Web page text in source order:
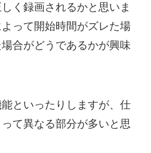
く録画されるかと思いま
って開始時間がズレた場
合がどうであるかが興味
といったりしますが、仕
て異なる部分が多いと思